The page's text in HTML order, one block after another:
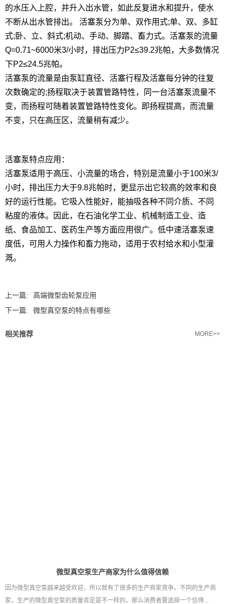
的水压入上腔，并升入出水管，如此反复进水和提升，使水
不断从出水管排出。 活塞泵分为单、双作用式;单、双、多缸
式;卧、立、斜式;机动、手动、脚踏、畜力式。活塞泵的流量
Q=0.71~6000米3/小时，排出压力P2≤39.2兆帕，大多数情况
下P2≤24.5兆帕。
活塞泵的流量是由泵缸直径、活塞行程及活塞每分钟的往复
次数确定的;扬程取决于装置管路特性，同一台活塞泵流量不
变，而扬程可随着装置管路特性变化。即扬程提高，而流量
不变，只在高压区，流量稍有减少。
活塞泵特点应用：
活塞泵适用于高压、小流量的场合，特别是流量小于100米3/
小时，排出压力大于9.8兆帕时，更显示出它较高的效率和良
好的运行性能。它吸入性能好，能抽吸各种不同介质、不同
粘度的液体。因此，在石油化学工业、机械制造工业、造
纸、食品加工、医药生产等方面应用很广。低中速活塞泵速
度低，可用人力操作和畜力拖动，适用于农村给水和小型灌
溉。
上一篇:
高端微型齿轮泵应用
下一篇:
微型真空泵的特点有哪些
相关推荐 MORE>>